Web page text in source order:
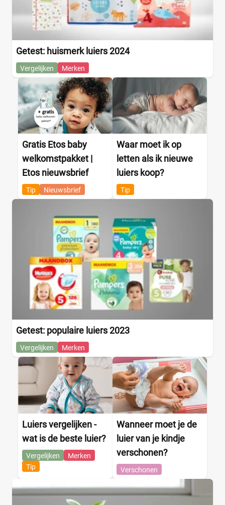
Getest: huismerk luiers 2024
Vergelijken Merken
Gratis Etos baby
welkomstpakket |
Etos nieuwsbrief
Tip Nieuwsbrief
Waar moet ik op
letten als ik nieuwe
luiers koop?
Tip
Getest: populaire luiers 2023
Vergelijken Merken
Luiers vergelijken -
wat is de beste luier?
Vergelijken
Merken
Tip
Wanneer moet je de
luier van je kindje
verschonen?
Verschonen